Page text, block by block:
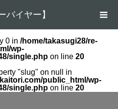
バイヤー】
0 in /home/takasugi28/re-
wp-
single.php on line 20
"slug" on null in
public_html/wp-
single.php on line 20